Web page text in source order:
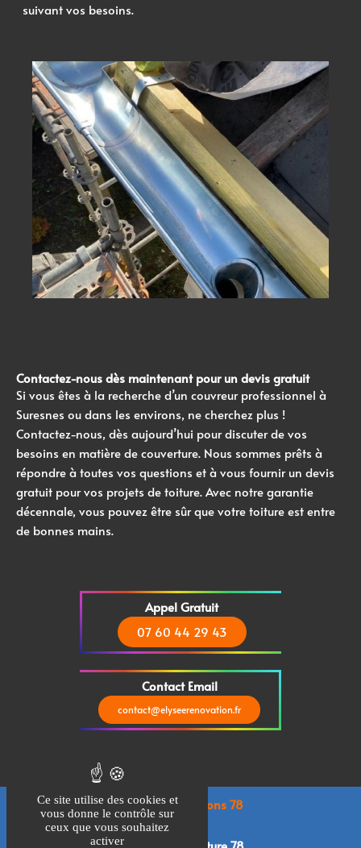
suivant vos besoins.
Contactez-nous dès maintenant pour un devis gratuit
Si vous êtes à la recherche d’un couvreur professionnel à
Suresnes ou dans les environs, ne cherchez plus !
Contactez-nous, dès aujourd’hui pour discuter de vos
besoins en matière de couverture. Nous sommes prêts à
répondre à toutes vos questions et à vous fournir un devis
gratuit pour vos projets de toiture. Avec notre garantie
décennale, vous pouvez être sûr que votre toiture est entre
de bonnes mains.
Appel Gratuit
07 60 44 29 43
Contact Email
contact@elyseerenovation.fr
Zones Interventions 78
Ce site utilise des cookies et
vous donne le contrôle sur
ceux que vous souhaitez
activer